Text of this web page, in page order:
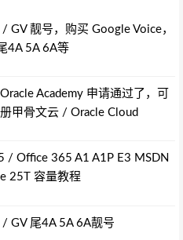
GV 靓号，购买 Google Voice，
4A 5A 6A等
Academy 申请通过了，可
甲骨文云 / Oracle Cloud
/ Office 365 A1 A1P E3 MSDN
25T 容量教程
GV 尾4A 5A 6A靓号